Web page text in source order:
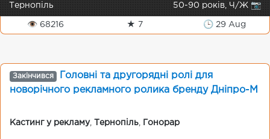
Тернопіль 50-90 років, Ч/Ж 📷
👁 68216 ★ 7 🕒 29 Aug
Закінчився
Головні та другорядні ролі для
новорічного рекламного ролика бренду Дніпро-М
Кастинг у рекламу, Тернопіль Гонорар